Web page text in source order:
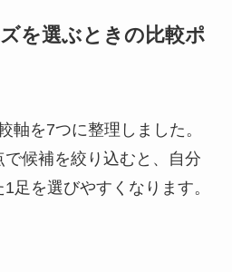
を選ぶときの比較ポ
軸を7つに整理しました。
候補を絞り込むと、自分
足を選びやすくなります。